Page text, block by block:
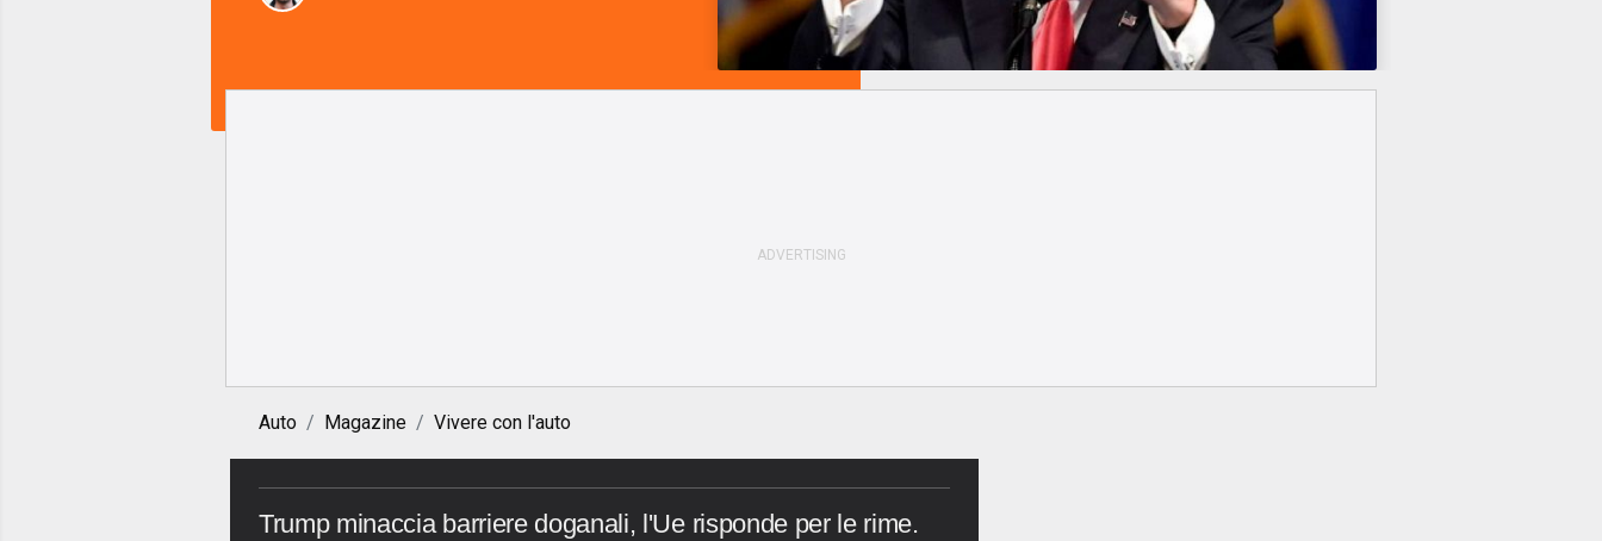
Auto Magazine Vivere con l'auto
Trump minaccia barriere doganali, l'Ue risponde per le rime.